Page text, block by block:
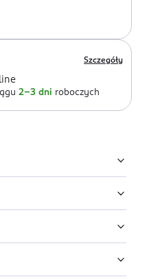
Szczegóły
2-3 dni roboczych
toaletowa o
który jest określany jako
i niezwykle zmysłowy.
wielkiej miłości
Mahal. Po jej
LINALOOL,
GERANIOL,